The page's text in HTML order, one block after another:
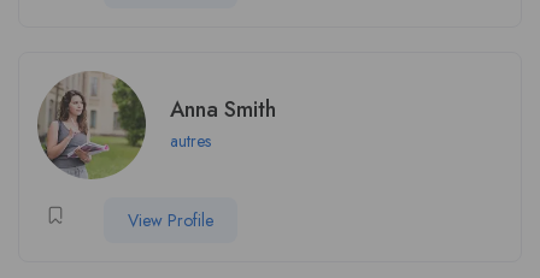
Anna Smith
autres
View Profile